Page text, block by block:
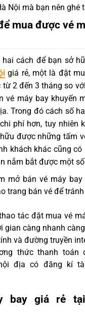
Nội mà bạn nên ghé
mua được vé
cách để bạn sở
giá rẻ, một là đặt
2 đến 3 tháng so
vé máy bay khuyến
Trong đó cách số
phí hơn, tuy nhiên
được những tấm
khách khác cũng
nắm bắt được một
mở bán vé máy bay
trang bán vé để
tác đặt mua vé
gian càng nhanh
và đường truyền
thức thanh toán
địa có đăng kí
bay giá rẻ